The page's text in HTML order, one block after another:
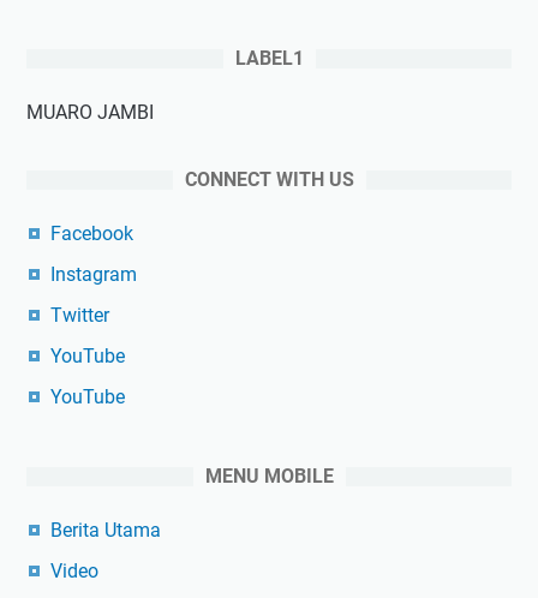
LABEL1
MUARO JAMBI
CONNECT WITH US
Facebook
Instagram
Twitter
YouTube
YouTube
MENU MOBILE
Berita Utama
Video